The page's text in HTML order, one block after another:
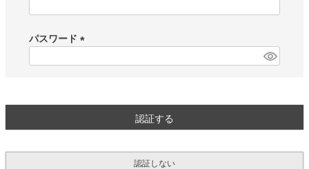
須
)
パスワード
認証する
認証しない